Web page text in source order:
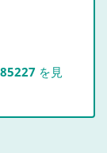
85227 を見